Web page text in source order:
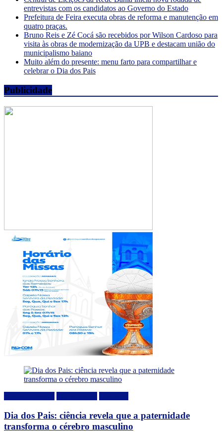
entrevistas com os candidatos ao Governo do Estado
Prefeitura de Feira executa obras de reforma e manutenção em
quatro praças.
Bruno Reis e Zé Cocá são recebidos por Wilson Cardoso para
visita às obras de modernização da UPB e destacam união do
municipalismo baiano
Muito além do presente: menu farto para compartilhar e
celebrar o Dia dos Pais
Publicidade
Dia dos Pais: ciência revela que a paternidade
transforma o cérebro masculino